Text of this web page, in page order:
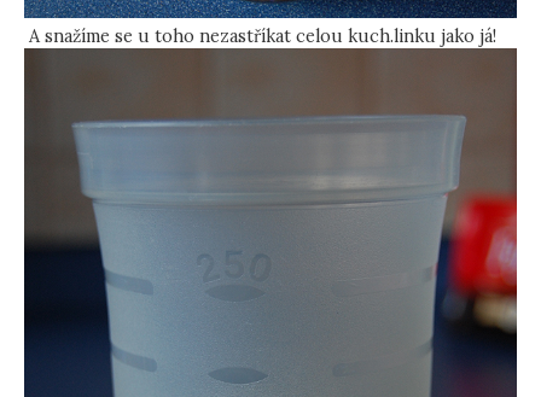
A snažíme se u toho nezastříkat celou kuch.linku jako já!